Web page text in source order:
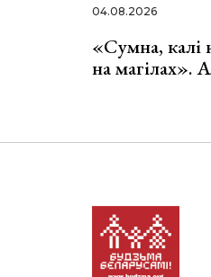
04.08.2026
«Сумна, калі
на магілах».